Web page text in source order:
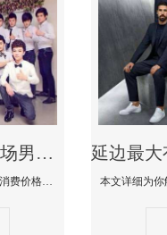
延边哪个KTV酒吧夜场男模公关型男最帅-尚都国际KTV消费价格点评
本文详细为你解答尚都国际KTV消费价格点评，更多关于哪个KTV酒吧夜场男模公关型男最帅免费咨询1333 867 6881微信同步